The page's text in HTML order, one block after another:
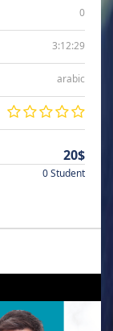
0
3:12:29
arabic
20$
0 Student